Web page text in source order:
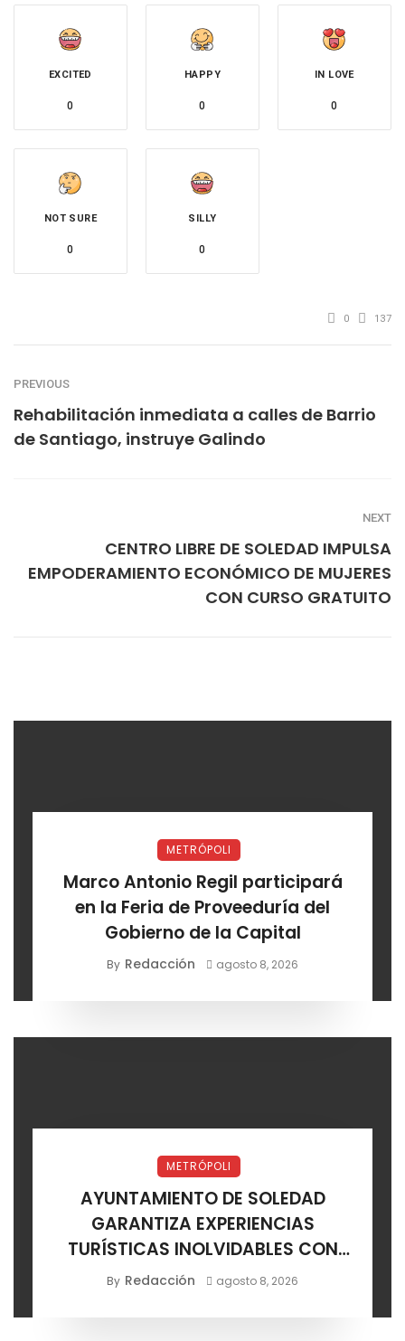
EXCITED
0
HAPPY
0
IN LOVE
0
NOT SURE
0
SILLY
0
0 137
PREVIOUS
Rehabilitación inmediata a calles de Barrio
de Santiago, instruye Galindo
NEXT
CENTRO LIBRE DE SOLEDAD IMPULSA
EMPODERAMIENTO ECONÓMICO DE MUJERES
CON CURSO GRATUITO
METRÓPOLI
Marco Antonio Regil participará
en la Feria de Proveeduría del
Gobierno de la Capital
By Redacción agosto 8, 2026
METRÓPOLI
AYUNTAMIENTO DE SOLEDAD
GARANTIZA EXPERIENCIAS
TURÍSTICAS INOLVIDABLES CON
CERTIFICACIÓN DE AGENCIAS
By Redacción agosto 8, 2026